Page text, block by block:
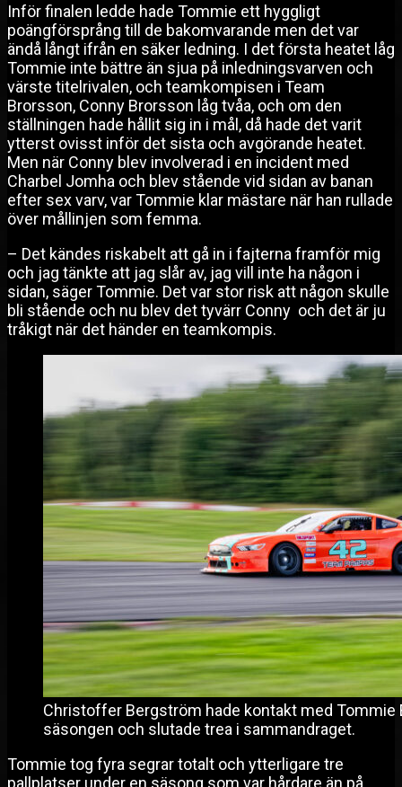
Inför finalen ledde hade Tommie ett hyggligt
poängförsprång till de bakomvarande men det var
ändå långt ifrån en säker ledning. I det första heatet låg
Tommie inte bättre än sjua på inledningsvarven och
värste titelrivalen, och teamkompisen i Team
Brorsson, Conny Brorsson låg tvåa, och om den
ställningen hade hållit sig in i mål, då hade det varit
ytterst ovisst inför det sista och avgörande heatet.
Men när Conny blev involverad i en incident med
Charbel Jomha och blev stående vid sidan av banan
efter sex varv, var Tommie klar mästare när han rullade
över mållinjen som femma.
– Det kändes riskabelt att gå in i fajterna framför mig
och jag tänkte att jag slår av, jag vill inte ha någon i
sidan, säger Tommie. Det var stor risk att någon skulle
bli stående och nu blev det tyvärr Conny och det är ju
tråkigt när det händer en teamkompis.
Christoffer Bergström hade kontakt med Tommie
säsongen och slutade trea i sammandraget.
Tommie tog fyra segrar totalt och ytterligare tre
pallplatser under en säsong som var hårdare än på